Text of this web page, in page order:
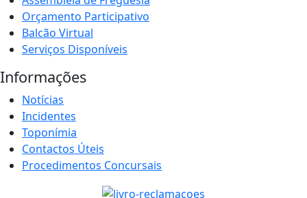
Orçamento Participativo
Balcão Virtual
Serviços Disponíveis
Informações
Notícias
Incidentes
Toponímia
Contactos Úteis
Procedimentos Concursais